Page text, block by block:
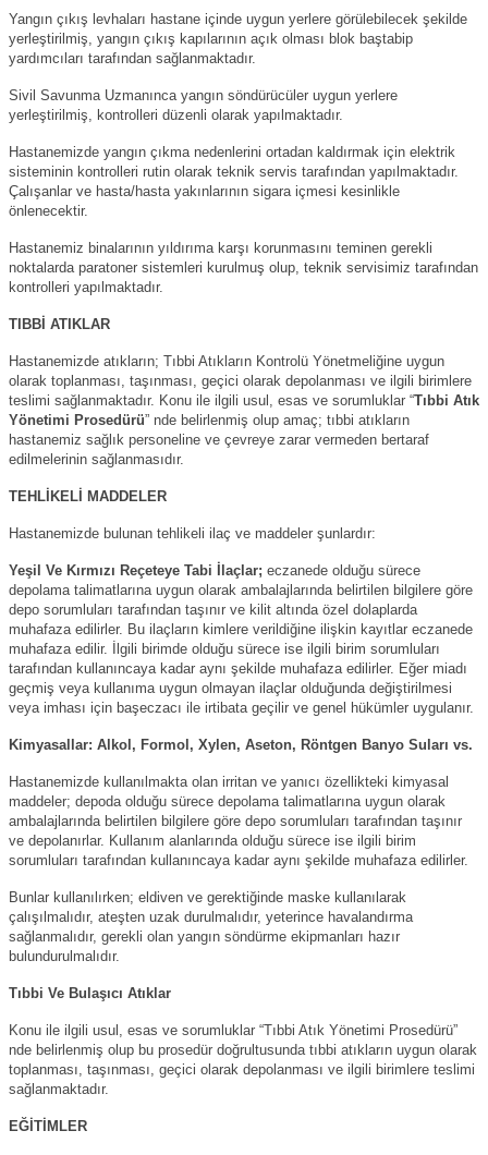
Yangın çıkış levhaları hastane içinde uygun yerlere görülebilecek şekilde
yerleştirilmiş, yangın çıkış kapılarının açık olması blok baştabip
yardımcıları tarafından sağlanmaktadır.
Sivil Savunma Uzmanınca yangın söndürücüler uygun yerlere
yerleştirilmiş, kontrolleri düzenli olarak yapılmaktadır.
Hastanemizde yangın çıkma nedenlerini ortadan kaldırmak için elektrik
sisteminin kontrolleri rutin olarak teknik servis tarafından yapılmaktadır.
Çalışanlar ve hasta/hasta yakınlarının sigara içmesi kesinlikle
önlenecektir.
Hastanemiz binalarının yıldırıma karşı korunmasını teminen gerekli
noktalarda paratoner sistemleri kurulmuş olup, teknik servisimiz tarafından
kontrolleri yapılmaktadır.
TIBBİ ATIKLAR
Hastanemizde atıkların; Tıbbi Atıkların Kontrolü Yönetmeliğine uygun
olarak toplanması, taşınması, geçici olarak depolanması ve ilgili birimlere
teslimi sağlanmaktadır. Konu ile ilgili usul, esas ve sorumluklar “Tıbbi Atık
Yönetimi Prosedürü” nde belirlenmiş olup amaç; tıbbi atıkların
hastanemiz sağlık personeline ve çevreye zarar vermeden bertaraf
edilmelerinin sağlanmasıdır.
TEHLİKELİ MADDELER
Hastanemizde bulunan tehlikeli ilaç ve maddeler şunlardır:
Yeşil Ve Kırmızı Reçeteye Tabi İlaçlar; eczanede olduğu sürece
depolama talimatlarına uygun olarak ambalajlarında belirtilen bilgilere göre
depo sorumluları tarafından taşınır ve kilit altında özel dolaplarda
muhafaza edilirler. Bu ilaçların kimlere verildiğine ilişkin kayıtlar eczanede
muhafaza edilir. İlgili birimde olduğu sürece ise ilgili birim sorumluları
tarafından kullanıncaya kadar aynı şekilde muhafaza edilirler. Eğer miadı
geçmiş veya kullanıma uygun olmayan ilaçlar olduğunda değiştirilmesi
veya imhası için başeczacı ile irtibata geçilir ve genel hükümler uygulanır.
Kimyasallar: Alkol, Formol, Xylen, Aseton, Röntgen Banyo Suları vs.
Hastanemizde kullanılmakta olan irritan ve yanıcı özellikteki kimyasal
maddeler; depoda olduğu sürece depolama talimatlarına uygun olarak
ambalajlarında belirtilen bilgilere göre depo sorumluları tarafından taşınır
ve depolanırlar. Kullanım alanlarında olduğu sürece ise ilgili birim
sorumluları tarafından kullanıncaya kadar aynı şekilde muhafaza edilirler.
Bunlar kullanılırken; eldiven ve gerektiğinde maske kullanılarak
çalışılmalıdır, ateşten uzak durulmalıdır, yeterince havalandırma
sağlanmalıdır, gerekli olan yangın söndürme ekipmanları hazır
bulundurulmalıdır.
Tıbbi Ve Bulaşıcı Atıklar
Konu ile ilgili usul, esas ve sorumluklar “Tıbbi Atık Yönetimi Prosedürü”
nde belirlenmiş olup bu prosedür doğrultusunda tıbbi atıkların uygun olarak
toplanması, taşınması, geçici olarak depolanması ve ilgili birimlere teslimi
sağlanmaktadır.
EĞİTİMLER